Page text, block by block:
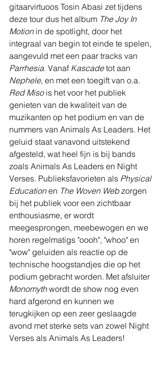
gitaarvirtuoos Tosin Abasi zet tijdens
deze tour dus het album The Joy In
Motion in de spotlight, door het
integraal van begin tot einde te spelen,
aangevuld met een paar tracks van
Parrhesia. Vanaf Kascade tot aan
Nephele, en met een toegift van o.a.
Red Miso is het voor het publiek
genieten van de kwaliteit van de
muzikanten op het podium en van de
nummers van Animals As Leaders. Het
geluid staat vanavond uitstekend
afgesteld, wat heel fijn is bij bands
zoals Animals As Leaders en Night
Verses. Publieksfavorieten als Physical
Education en The Woven Web zorgen
bij het publiek voor een zichtbaar
enthousiasme, er wordt
meegesprongen, meebewogen en we
horen regelmatigs "oooh", "whoo" en
"wow" geluiden als reactie op de
technische hoogstandjes die op het
podium gebracht worden. Met afsluiter
Monomyth wordt de show nog even
hard afgerond en kunnen we
terugkijken op een zeer geslaagde
avond met sterke sets van zowel Night
Verses als Animals As Leaders!